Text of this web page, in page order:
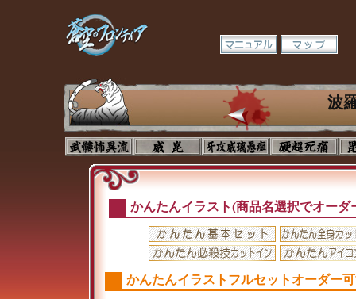
波
かんたんイラスト(商品名選択でオー
かんたんイラストフルセットオーダー